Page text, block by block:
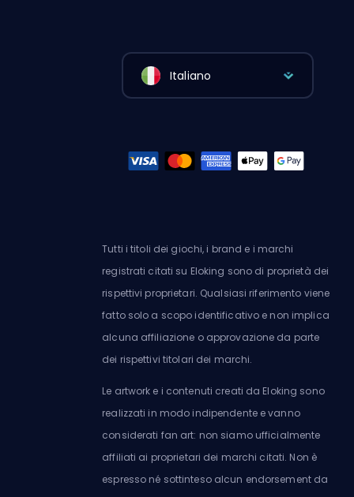
Italiano
Tutti i titoli dei giochi, i brand e i marchi
registrati citati su Eloking sono di proprietà dei
rispettivi proprietari. Qualsiasi riferimento viene
fatto solo a scopo identificativo e non implica
alcuna affiliazione o approvazione da parte
dei rispettivi titolari dei marchi.
Le artwork e i contenuti creati da Eloking sono
realizzati in modo indipendente e vanno
considerati fan art: non siamo ufficialmente
affiliati ai proprietari dei marchi citati. Non è
espresso né sottinteso alcun endorsement da